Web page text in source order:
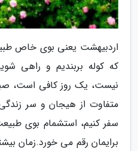
اردبیهشت یعنی بوی خاص
که کوله بربندیم و راهی
نیست، یک روز کافی است،
متفاوت از هیجان و سر
سفر کنیم، استشمام بوی
برایمان رقم می خورد.زمان